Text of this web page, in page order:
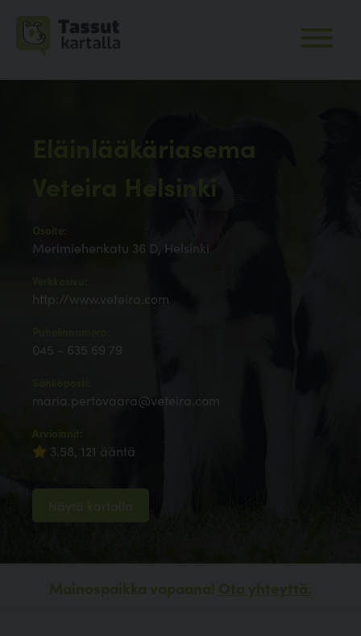
Eläinlääkäriasema
Veteira Helsinki
Osoite:
Merimiehenkatu 36 D, Helsinki
http://www.veteira.com
045 - 635 69 79
maria.pertovaara@veteira.com
3.58, 121 ääntä
Näytä kartalla
Mainospaikka vapaana! Ota yhteyttä.